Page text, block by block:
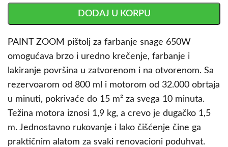
DODAJ U KORPU
PAINT ZOOM pištolj za farbanje snage 650W
omogućava brzo i uredno krečenje, farbanje i
lakiranje površina u zatvorenom i na otvorenom. Sa
rezervoarom od 800 ml i motorom od 32.000 obrtaja
u minuti, pokrivaće do 15 m² za svega 10 minuta.
Težina motora iznosi 1,9 kg, a crevo je dugačko 1,5
m. Jednostavno rukovanje i lako čišćenje čine ga
praktičnim alatom za svaki renovacioni poduhvat.